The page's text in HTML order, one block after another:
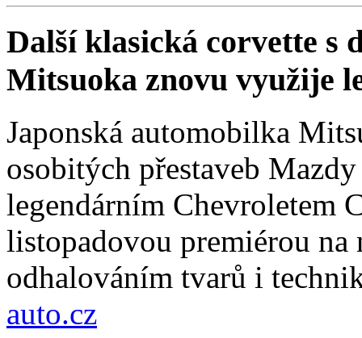
Další klasická corvette s
Mitsuoka znovu využije
Japonská automobilka
osobitých přestaveb
legendárním Chevroletem
listopadovou premiérou
odhalováním tvarů i
auto.cz